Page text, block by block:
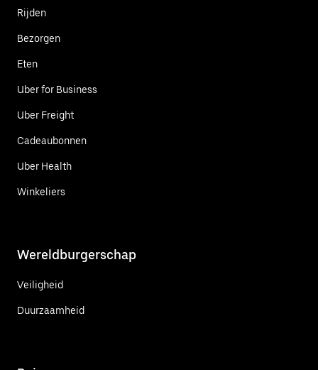
Rijden
Bezorgen
Eten
Uber for Business
Uber Freight
Cadeaubonnen
Uber Health
Winkeliers
Wereldburgerschap
Veiligheid
Duurzaamheid